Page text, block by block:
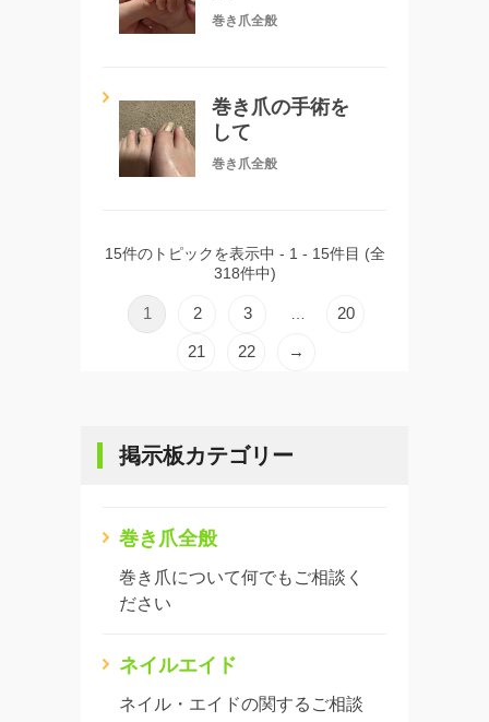
巻き爪全般
巻き爪の手術を
して
巻き爪全般
15件のトピックを表示中 - 1 - 15件目 (全
318件中)
1 2 3 20
21 22 →
掲示板カテゴリー
巻き爪全般
巻き爪について何でもご相談く
ださい
ネイルエイド
ネイル・エイドの関するご相談